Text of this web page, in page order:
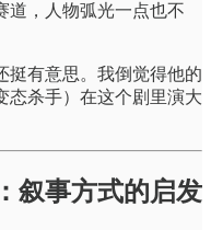
道，人物弧光一点也不
挺有意思。我倒觉得他的
态杀手）在这个剧里演大
叙事方式的启发